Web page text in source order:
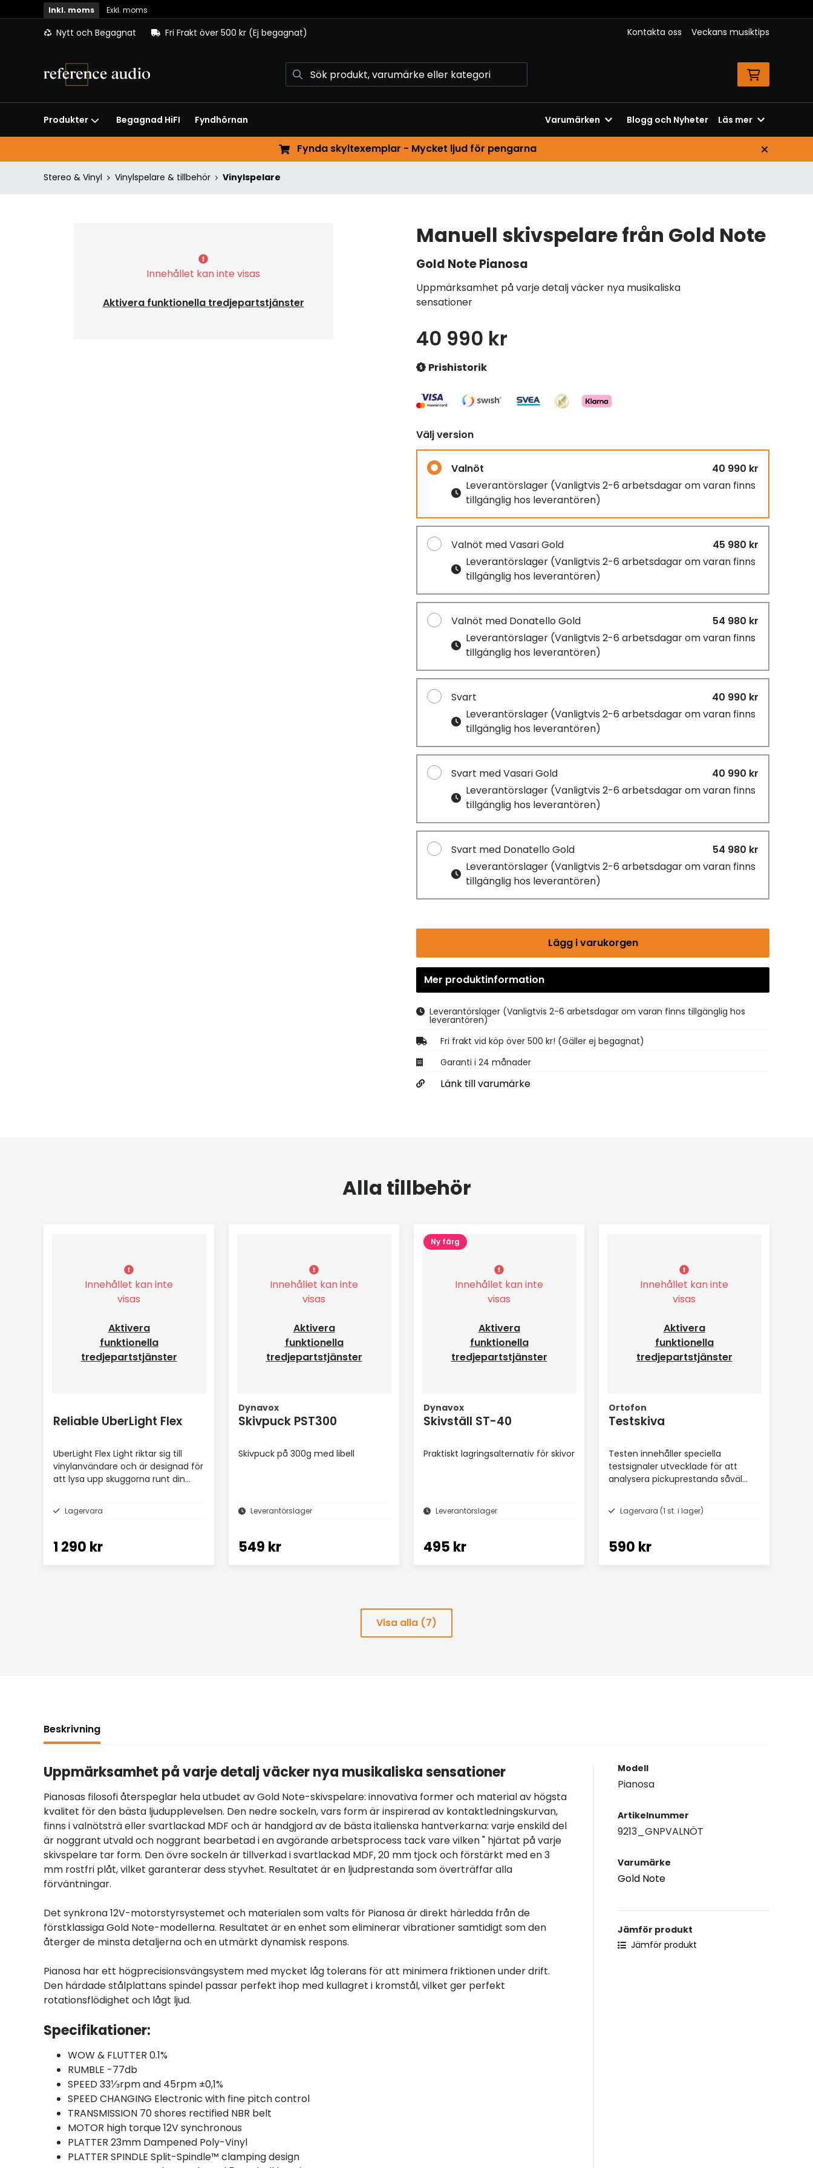
Inkl. moms Exkl. moms
Nytt och Begagnat Fri Frakt över 500 kr (Ej begagnat) Kontakta oss Veckans musiktips
Produkter Begagnad HiFI Fyndhörnan Varumärken Blogg och Nyheter Läs mer
Fynda skyltexemplar - Mycket ljud för pengarna
Stereo & Vinyl Vinylspelare & tillbehör Vinylspelare
Innehållet kan inte visas
Aktivera funktionella tredjepartstjänster
Manuell skivspelare från Gold Note
Gold NotePianosa
Uppmärksamhet på varje detalj väcker nya musikaliska
sensationer
40 990 kr
Prishistorik
Välj version
Valnöt
40 990 kr
Leverantörslager (Vanligtvis 2-6 arbetsdagar om varan finns
tillgänglig hos leverantören)
Valnöt med Vasari Gold
45 980 kr
Leverantörslager (Vanligtvis 2-6 arbetsdagar om varan finns
tillgänglig hos leverantören)
Valnöt med Donatello Gold
54 980 kr
Leverantörslager (Vanligtvis 2-6 arbetsdagar om varan finns
tillgänglig hos leverantören)
Svart
40 990 kr
Leverantörslager (Vanligtvis 2-6 arbetsdagar om varan finns
tillgänglig hos leverantören)
Svart med Vasari Gold
40 990 kr
Leverantörslager (Vanligtvis 2-6 arbetsdagar om varan finns
tillgänglig hos leverantören)
Svart med Donatello Gold
54 980 kr
Leverantörslager (Vanligtvis 2-6 arbetsdagar om varan finns
tillgänglig hos leverantören)
Lägg i varukorgen
Mer produktinformation
Leverantörslager (Vanligtvis 2-6 arbetsdagar om varan finns tillgänglig hos
leverantören)
Fri frakt vid köp över 500 kr! (Gäller ej begagnat)
Garanti i 24 månader
Länk till varumärke
Alla tillbehör
Innehållet kan inte
visas
Aktivera
funktionella
tredjepartstjänster
Reliable UberLight Flex
UberLight Flex Light riktar sig till
vinylanvändare och är designad för
att lysa upp skuggorna runt din
Lagervara
1 290 kr
Innehållet kan inte
visas
Aktivera
funktionella
tredjepartstjänster
Dynavox
Skivpuck PST300
Skivpuck på 300g med libell
Leverantörslager
549 kr
Ny färg
Innehållet kan inte
visas
Aktivera
funktionella
tredjepartstjänster
Dynavox
Skivställ ST-40
Praktiskt lagringsalternativ för skivor
Leverantörslager
495 kr
Innehållet kan inte
visas
Aktivera
funktionella
tredjepartstjänster
Ortofon
Testskiva
Testen innehåller speciella
testsignaler utvecklade för att
analysera pickuprestanda såväl
tonarm och skivspelare.
Lagervara (1 st. i lager)
590 kr
Visa alla (7)
Beskrivning
Uppmärksamhet på varje detalj väcker nya musikaliska sensationer
Pianosas filosofi återspeglar hela utbudet av Gold Note-skivspelare: innovativa former och material av högsta
kvalitet för den bästa ljudupplevelsen. Den nedre sockeln, vars form är inspirerad av kontaktledningskurvan,
finns i valnötsträ eller svartlackad MDF och är handgjord av de bästa italienska hantverkarna: varje enskild del
är noggrant utvald och noggrant bearbetad i en avgörande arbetsprocess tack vare vilken " hjärtat på varje
skivspelare tar form. Den övre sockeln är tillverkad i svartlackad MDF, 20 mm tjock och förstärkt med en 3
mm rostfri plåt, vilket garanterar dess styvhet. Resultatet är en ljudprestanda som överträffar alla
förväntningar.
Det synkrona 12V-motorstyrsystemet och materialen som valts för Pianosa är direkt härledda från de
förstklassiga Gold Note-modellerna. Resultatet är en enhet som eliminerar vibrationer samtidigt som den
återger de minsta detaljerna och en utmärkt dynamisk respons.
Pianosa har ett högprecisionsvängsystem med mycket låg tolerans för att minimera friktionen under drift.
Den härdade stålplattans spindel passar perfekt ihop med kullagret i kromstål, vilket ger perfekt
rotationsflödighet och lågt ljud.
Specifikationer:
WOW & FLUTTER 0.1%
RUMBLE -77db
SPEED 33⅓rpm and 45rpm ±0,1%
SPEED CHANGING Electronic with fine pitch control
TRANSMISSION 70 shores rectified NBR belt
MOTOR high torque 12V synchronous
PLATTER 23mm Dampened Poly-Vinyl
PLATTER SPINDLE Split-Spindle™ clamping design
Modell
Pianosa
Artikelnummer
9213_GNPVALNÖT
Varumärke
Gold Note
Jämför produkt
Jämför produkt